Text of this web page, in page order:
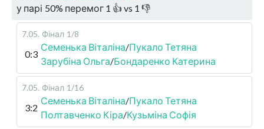
у парі 50% перемог 1 👍 vs 1 👎
7.05. Фінал 1/8
0:3
Семенька Віталіна/Пукало Тетяна
Зарубіна Ольга/Бондаренко Катерина
7.05. Фінал 1/16
3:2
Семенька Віталіна/Пукало Тетяна
Полтавченко Кіра/Кузьміна Софія